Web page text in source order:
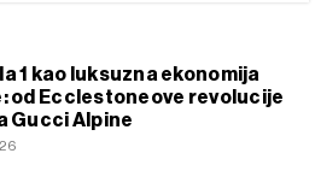
1 kao luksuzna ekonomija
od Ecclestoneove revolucije
Gucci Alpine